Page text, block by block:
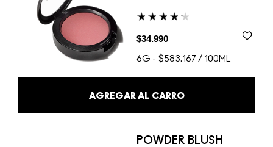
$34.990
6G - $583.167 / 100ML
AGREGAR AL CARRO
POWDER BLUSH